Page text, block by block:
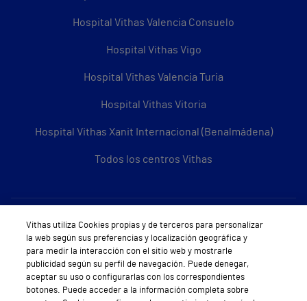
Hospital Vithas Valencia Consuelo
Hospital Vithas Vigo
Hospital Vithas Valencia Turia
Hospital Vithas Vitoria
Hospital Vithas Xanit Internacional (Benalmádena)
Todos los centros Vithas
Sobre Vithas
Quiénes somos
Trabajar en Vithas
Vithas utiliza Cookies propias y de terceros para personalizar
la web según sus preferencias y localización geográfica y
para medir la interacción con el sitio web y mostrarle
publicidad según su perfil de navegación. Puede denegar,
aceptar su uso o configurarlas con los correspondientes
botones. Puede acceder a la información completa sobre